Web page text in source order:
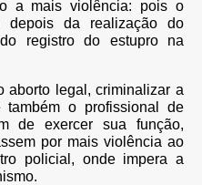
a mais violência: pois o
depois da realização do
registro do estupro na
aborto legal, criminalizar a
o profissional de
de exercer sua função,
por mais violência ao
policial, onde impera a